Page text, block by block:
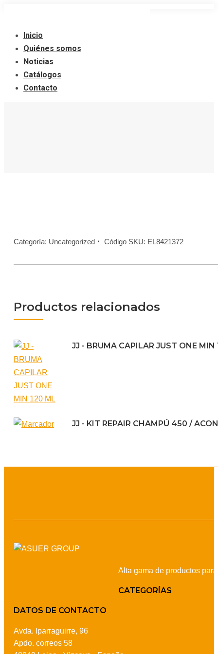
contenido
Inicio
Quiénes somos
Noticias
Catálogos
Contacto
Categoría: Uncategorized Código SKU: EL8421372
Productos relacionados
JJ - BRUMA CAPILAR JUST ONE MIN
JJ - KIT REPAIR CHAMPÚ 450 /
Alta gama de productos
CATEGORÍAS
DATOS DE CONTACTO
Avda. Iparraguirre, 96
Apdo. correos 58